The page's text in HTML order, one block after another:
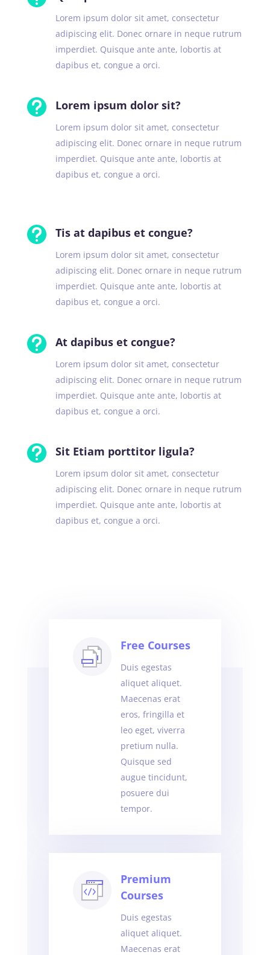
Lorem ipsum dolor sit amet, consectetur
adipiscing elit. Donec ornare in neque rutrum
imperdiet. Quisque ante ante, lobortis at
dapibus et, congue a orci.
 Lorem ipsum dolor sit?
Lorem ipsum dolor sit amet, consectetur
adipiscing elit. Donec ornare in neque rutrum
imperdiet. Quisque ante ante, lobortis at
dapibus et, congue a orci.
 Tis at dapibus et congue?
Lorem ipsum dolor sit amet, consectetur
adipiscing elit. Donec ornare in neque rutrum
imperdiet. Quisque ante ante, lobortis at
dapibus et, congue a orci.
 At dapibus et congue?
Lorem ipsum dolor sit amet, consectetur
adipiscing elit. Donec ornare in neque rutrum
imperdiet. Quisque ante ante, lobortis at
dapibus et, congue a orci.
 Sit Etiam porttitor ligula?
Lorem ipsum dolor sit amet, consectetur
adipiscing elit. Donec ornare in neque rutrum
imperdiet. Quisque ante ante, lobortis at
dapibus et, congue a orci.
Free Courses
Duis egestas
aliquet aliquet.
Maecenas erat
eros, fringilla et
leo eget, viverra
pretium nulla.
Quisque sed
augue tincidunt,
posuere dui
tempor.
Premium
Courses
Duis egestas
aliquet aliquet.
Maecenas erat